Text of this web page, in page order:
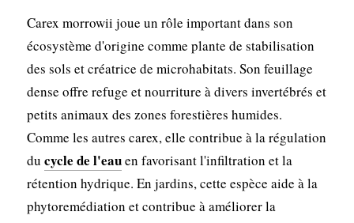
Carex morrowii joue un rôle important dans son
écosystème d'origine comme plante de stabilisation
des sols et créatrice de microhabitats. Son feuillage
dense offre refuge et nourriture à divers invertébrés et
petits animaux des zones forestières humides.
Comme les autres carex, elle contribue à la régulation
du cycle de l'eauen favorisant l'infiltration et la
rétention hydrique. En jardins, cette espèce aide à la
phytoremédiation et contribue à améliorer la